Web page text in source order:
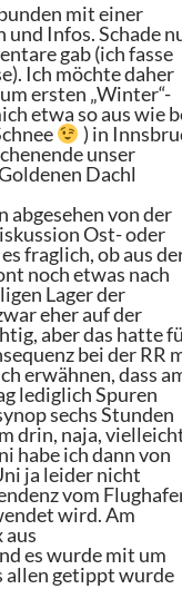
mit einer
Infos. Schade
gab (ich fasse
Ich möchte daher
ersten „Winter“-
etwa so aus wie
) in
unser
Dachl
abgesehen von der
Ost- oder
fraglich, ob aus
noch etwas nach
Lager der
eher auf der
aber das hatte
bei der RR
erwähnen, dass
lediglich Spuren
sechs Stunden
drin, naja,
habe ich dann von
ja leider nicht
vom
wird. Am
aus
es wurde mit um
allen getippt wurde